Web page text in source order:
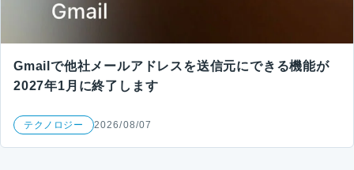
Gmailで他社メールアドレスを送信元にできる機能が
2027年1月に終了します
テクノロジー 2026/08/07